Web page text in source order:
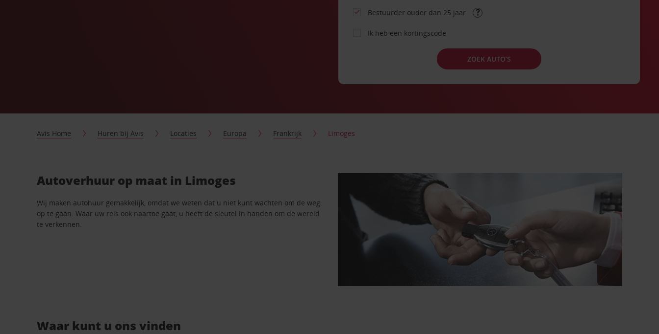
Bestuurder ouder dan 25 jaar
Ik heb een kortingscode
ZOEK AUTO’S
Avis Home Huren bij Avis Locaties Europa Frankrijk Limoges
Autoverhuur op maat in Limoges
Wij maken autohuur gemakkelijk, omdat we weten dat u niet kunt wachten om de weg
op te gaan. Waar uw reis ook naartoe gaat, u heeft de sleutel in handen om de wereld
te verkennen.
Waar kunt u ons vinden